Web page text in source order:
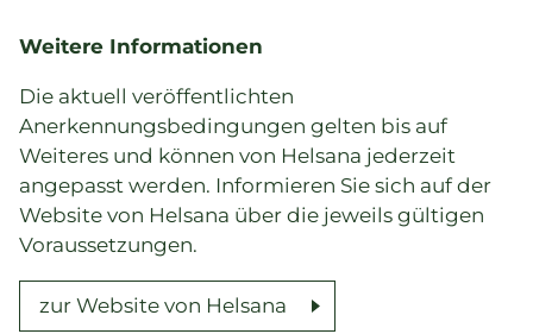
Weitere Informationen
Die aktuell veröffentlichten
Anerkennungsbedingungen gelten bis auf
Weiteres und können von Helsana jederzeit
angepasst werden. Informieren Sie sich auf der
Website von Helsana über die jeweils gültigen
Voraussetzungen.
zur Website von Helsana